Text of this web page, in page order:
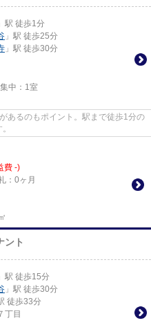
」駅 徒歩1分
」駅 徒歩25分
」駅 徒歩30分
中： 1室
あるのもポイント。駅まで徒歩1分の
費 -)
：0ヶ月
ント
」駅 徒歩15分
」駅 徒歩30分
徒歩33分
丁目